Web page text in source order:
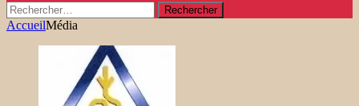
Rechercher :
AccueilMédia